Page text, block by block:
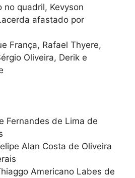
no quadril, Kevyson
afastado por
França, Rafael Thyere,
Oliveira, Derik e
Fernandes de Lima de
Alan Costa de Oliveira
Americano Labes de